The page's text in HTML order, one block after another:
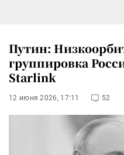
Путин:
группировка
Starlink
12 июня 2026, 17:11 52